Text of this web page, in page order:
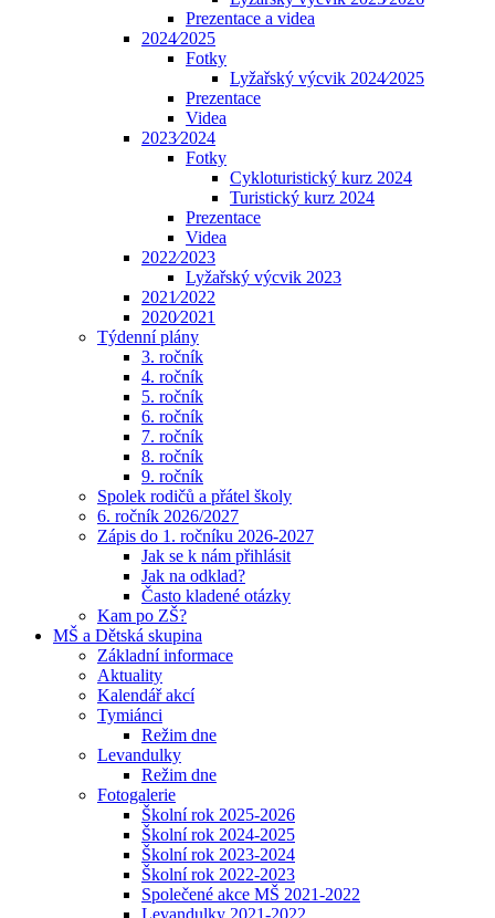
Prezentace a videa
2024⁄2025
Fotky
Lyžařský výcvik 2024⁄2025
Prezentace
Videa
2023⁄2024
Fotky
Cykloturistický kurz 2024
Turistický kurz 2024
Prezentace
Videa
2022⁄2023
Lyžařský výcvik 2023
2021⁄2022
2020⁄2021
Týdenní plány
3. ročník
4. ročník
5. ročník
6. ročník
7. ročník
8. ročník
9. ročník
Spolek rodičů a přátel školy
6. ročník 2026/2027
Zápis do 1. ročníku 2026-2027
Jak se k nám přihlásit
Jak na odklad?
Často kladené otázky
Kam po ZŠ?
MŠ a Dětská skupina
Základní informace
Aktuality
Kalendář akcí
Tymiánci
Režim dne
Levandulky
Režim dne
Fotogalerie
Školní rok 2025-2026
Školní rok 2024-2025
Školní rok 2023-2024
Školní rok 2022-2023
Společené akce MŠ 2021-2022
Levandulky 2021-2022